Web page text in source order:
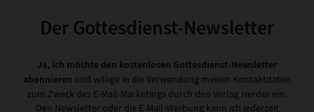
Der Gottesdienst-Newsletter
Ja, ich möchte den kostenlosen Gottesdienst-Newsletter
abonnieren und willige in die Verwendung meiner Kontaktdaten
zum Zweck des E-Mail-Marketings durch den Verlag Herder ein.
Den Newsletter oder die E-Mail-Werbung kann ich jederzeit